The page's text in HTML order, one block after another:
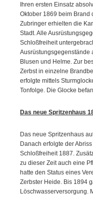
Ihren ersten Einsatz
Oktober 1869 beim Brand
Zubringer erhielten die
Stadt. Alle
Schloßfreiheit
Ausrüstungsgegenstände
Blusen und Helme. Zur
Zerbst in einzelne
erfolgte mittels
Tonfolge. Die Glocke
Das neue Spritzenhaus
Das neue Spritzenhaus
Danach erfolgte der
Schloßfreiheit 1887.
zu dieser Zeit auch eine
hatte den Status eines
Zerbster Heide. Bis 1894
Löschwasserversorgung.